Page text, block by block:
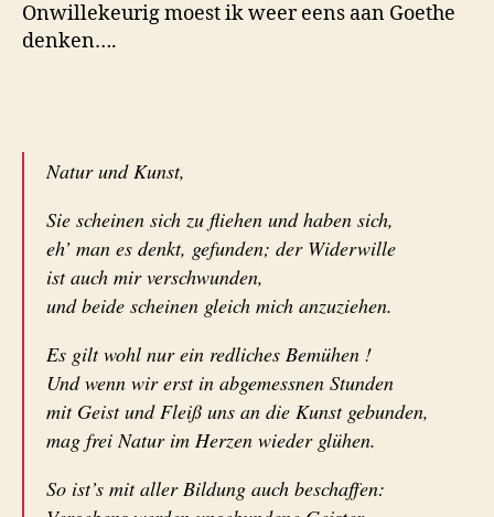
Onwillekeurig moest ik weer eens aan Goethe
denken….
Natur und Kunst,
Sie scheinen sich zu fliehen und haben sich,
eh’ man es denkt, gefunden; der Widerwille
ist auch mir verschwunden,
und beide scheinen gleich mich anzuziehen.
Es gilt wohl nur ein redliches Bemühen !
Und wenn wir erst in abgemessnen Stunden
mit Geist und Fleiß uns an die Kunst gebunden,
mag frei Natur im Herzen wieder glühen.
So ist’s mit aller Bildung auch beschaffen: